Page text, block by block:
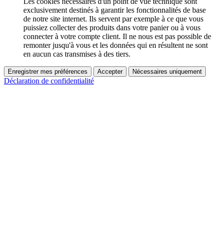
exclusivement destinés à garantir les fonctionnalités de base
de notre site internet. Ils servent par exemple à ce que vous
puissiez collecter des produits dans votre panier ou à vous
connecter à votre compte client. Il ne nous est pas possible de
remonter jusqu'à vous et les données qui en résultent ne sont
en aucun cas transmises à des tiers.
Enregistrer mes préférences Accepter Nécessaires uniquement
Déclaration de confidentialité